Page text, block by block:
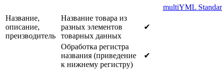
multiYML
Название,
описание,
преизводитель
Название товара из
разных элементов
товарных данных
✔
Обработка регистра
названия (приведение
к нижнему регистру)
✔